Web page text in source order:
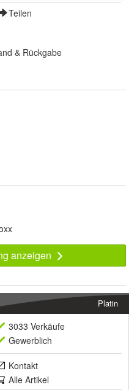
Teilen
& Rückgabe
anzeigen
Platin
3033 Verkäufe
Gewerblich
Kontakt
Alle Artikel